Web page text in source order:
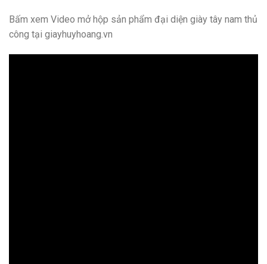
Bấm xem Video mở hộp sản phẩm đại diện giày tây nam thủ
công tại giayhuyhoang.vn